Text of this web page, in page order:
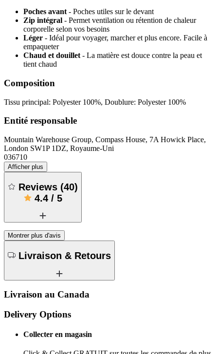
Poches avant - Poches utiles sur le devant
Zip intégral - Permet ventilation ou rétention de chaleur
corporelle selon vos besoins
Léger - Idéal pour voyager, marcher et plus encore. Facile à
empaqueter
Chaud et douillet - La matière est douce contre la peau et
tient chaud
Composition
Tissu principal: Polyester 100%, Doublure: Polyester 100%
Entité responsable
Mountain Warehouse Group, Compass House, 7A Howick Place,
London SW1P 1DZ, Royaume-Uni
036710
Afficher plus
Reviews (40)
4.4/ 5
Montrer plus d'avis
Livraison & Retours
Livraison au Canada
Delivery Options
Collecter en magasin